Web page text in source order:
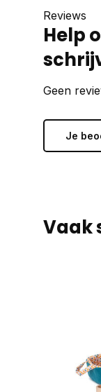
Reviews
Help
Geen
Je
Vaak